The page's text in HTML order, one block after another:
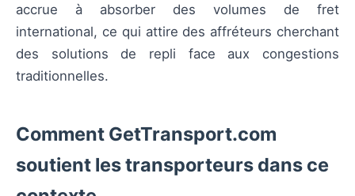
accrue à absorber des volumes de fret
international, ce qui attire des affréteurs cherchant
des solutions de repli face aux congestions
traditionnelles.
Comment GetTransport.com
soutient les transporteurs dans ce